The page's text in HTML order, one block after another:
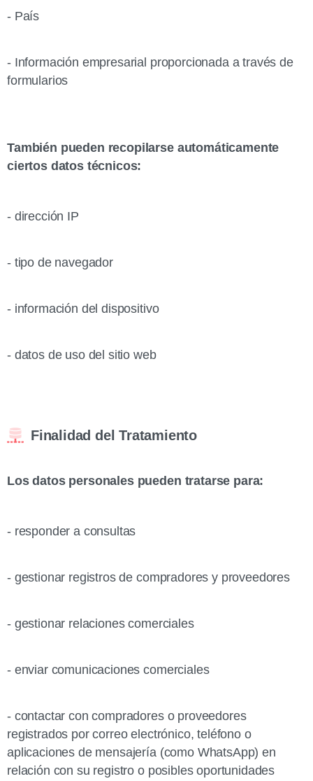
- País
- Información empresarial proporcionada a través de
formularios
También pueden recopilarse automáticamente
ciertos datos técnicos:
- dirección IP
- tipo de navegador
- información del dispositivo
- datos de uso del sitio web
Finalidad del Tratamiento
Los datos personales pueden tratarse para:
- responder a consultas
- gestionar registros de compradores y proveedores
- gestionar relaciones comerciales
- enviar comunicaciones comerciales
- contactar con compradores o proveedores
registrados por correo electrónico, teléfono o
aplicaciones de mensajería (como WhatsApp) en
relación con su registro o posibles oportunidades